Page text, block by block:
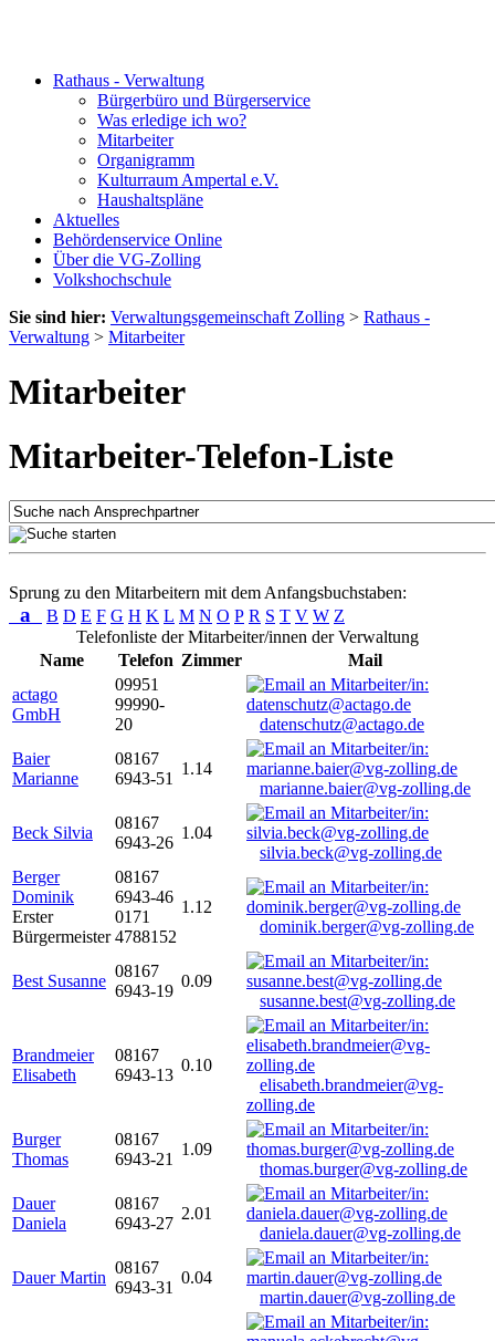
Rathaus - Verwaltung
Bürgerbüro und Bürgerservice
Was erledige ich wo?
Mitarbeiter
Organigramm
Kulturraum Ampertal e.V.
Haushaltspläne
Aktuelles
Behördenservice Online
Über die VG-Zolling
Volkshochschule
Sie sind hier: Verwaltungsgemeinschaft Zolling > Rathaus -
Verwaltung > Mitarbeiter
Mitarbeiter
Mitarbeiter-Telefon-Liste
Sprung zu den Mitarbeitern mit dem Anfangsbuchstaben:
a B D E F G H K L M N O P R S T V W Z
Telefonliste der Mitarbeiter/innen der Verwaltung
Name
Telefon Zimmer
Mail
actago
GmbH
09951
99990-
20
datenschutz@actago.de
Baier
Marianne
08167
6943-51
1.14
marianne.baier@vg-zolling.de
Beck Silvia
08167
6943-26
1.04
silvia.beck@vg-zolling.de
Berger
Dominik
Erster
Bürgermeister
08167
6943-46
0171
4788152
1.12
dominik.berger@vg-zolling.de
Best Susanne
08167
6943-19
0.09
susanne.best@vg-zolling.de
Brandmeier
Elisabeth
08167
6943-13
0.10
elisabeth.brandmeier@vg-
zolling.de
Burger
Thomas
08167
6943-21
1.09
thomas.burger@vg-zolling.de
Dauer
Daniela
08167
6943-27
2.01
daniela.dauer@vg-zolling.de
Dauer Martin
08167
6943-31
0.04
martin.dauer@vg-zolling.de